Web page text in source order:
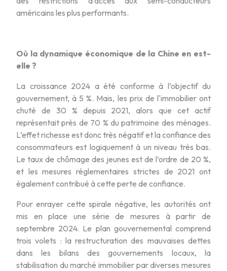
américains les plus performants.
Où la dynamique économique de la Chine en est-
elle ?
La croissance 2024 a été conforme à l’objectif du
gouvernement, à 5 %. Mais, les prix de l'immobilier ont
chuté de 30 % depuis 2021, alors que cet actif
représentait près de 70 % du patrimoine des ménages.
L’effet richesse est donc très négatif et la confiance des
consommateurs est logiquement à un niveau très bas.
Le taux de chômage des jeunes est de l’ordre de 20 %,
et les mesures réglementaires strictes de 2021 ont
également contribué à cette perte de confiance.
Pour enrayer cette spirale négative, les autorités ont
mis en place une série de mesures à partir de
septembre 2024. Le plan gouvernemental comprend
trois volets : la restructuration des mauvaises dettes
dans les bilans des gouvernements locaux, la
stabilisation du marché immobilier par diverses mesures